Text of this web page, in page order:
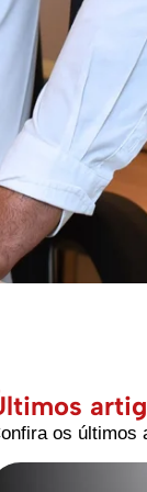
os últimos